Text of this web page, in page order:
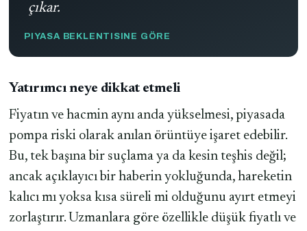
çıkar.
PIYASA BEKLENTISINE GÖRE
Yatırımcı neye dikkat etmeli
Fiyatın ve hacmin aynı anda yükselmesi, piyasada
pompa riski olarak anılan örüntüye işaret edebilir.
Bu, tek başına bir suçlama ya da kesin teşhis değil;
ancak açıklayıcı bir haberin yokluğunda, hareketin
kalıcı mı yoksa kısa süreli mi olduğunu ayırt etmeyi
zorlaştırır. Uzmanlara göre özellikle düşük fiyatlı ve